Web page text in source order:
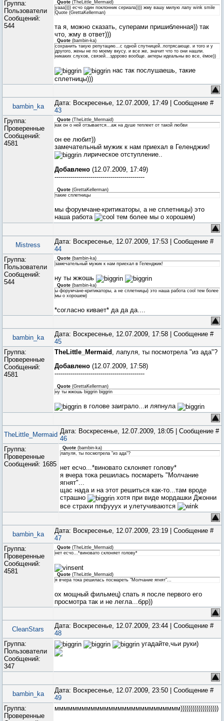
Группа:
Пользователи
Сообщений:
544
Quote (TheLittle_Mermaid)
уааа)))) есчо один поклонник сериала)))) жму вашу милую лапу wink smile
Quote (GrettaKellerman)
та я, можно сказать, суперами пришибленная)) так
что, жму в ответ)))
Quote (bambin-ka)
сохранить такую репутацию...с одной спутницей..потрясающе. и того и у
другого, жены не по моему вкусу. и все же, значит что то они нашли.
никаких слухов, связей...здорово вообще. актеры идеальны во все, ёмое))
нас так послушаешь, такие
сплетницы)))
bambin_ka
Дата: Воскресенье, 12.07.2009, 17:49 | Сообщение #
43
Группа:
Проверенные
Сообщений:
4581
Quote (TheLittle_Mermaid)
как он о ней отзывается...аж на душе теплеет от такой любви
он ее любит))
замечательный мужик к нам приехал в Геленджик!
лирическое отступление..
Добавлено (12.07.2009, 17:49)
---------------------------------------------
Quote (GrettaKellerman)
такие сплетницы
мы форумчане-критикаторы, а не сплетницы) это
наша работа
тем более мы о хорошем)
Mistress
Дата: Воскресенье, 12.07.2009, 17:53 | Сообщение #
44
Группа:
Пользователи
Сообщений:
544
Quote (bambin-ka)
замечательный мужик к нам приехал в Геленджик!
ну ты жжошь
Quote (bambin-ka)
ы форумчане-критикаторы, а не сплетницы) это наша работа cool тем более
мы о хорошем)
*согласно кивает* да да да....
bambin_ka
Дата: Воскресенье, 12.07.2009, 17:58 | Сообщение #
45
Группа:
Проверенные
Сообщений:
4581
TheLittle_Mermaid , лапуля, ты посмотрела "из ада"?
Добавлено (12.07.2009, 17:58)
---------------------------------------------
Quote (GrettaKellerman)
ну ты жжошь biggrin biggrin
в голове заиграло...и ляпнула
TheLittle_Mermaid Дата: Воскресенье, 12.07.2009, 18:05 | Сообщение #
46
Группа:
Проверенные
Сообщений: 1685
Quote (bambin-ka)
лапуля, ты посмотрела "из ада"?
нет есчо...*виновато склоняет голову*
я вчера тока решилась посмареть "Молчание
ягнят"...
щас нада и на этот решиться как-то...там вроде
страшно
хотя при виде мордашки Джонни
все страхи ппфууух и улетучиваются
bambin_ka
Дата: Воскресенье, 12.07.2009, 23:19 | Сообщение #
47
Группа:
Проверенные
Сообщений:
4581
Quote (TheLittle_Mermaid)
нет есчо...*виновато склоняет голову*
Quote (TheLittle_Mermaid)
я вчера тока решилась посмареть "Молчание ягнят"...
ох мощный фильмец) спать я после первого его
просмотра так и не легла...брр))
CleanStars
Дата: Воскресенье, 12.07.2009, 23:44 | Сообщение #
48
Группа:
Пользователи
Сообщений:
347
угадайте,чьи руки)
bambin_ka
Дата: Воскресенье, 12.07.2009, 23:50 | Сообщение #
49
Группа:
Проверенные
мммммммммммммммммммммммммммм)))))))))))))))))))